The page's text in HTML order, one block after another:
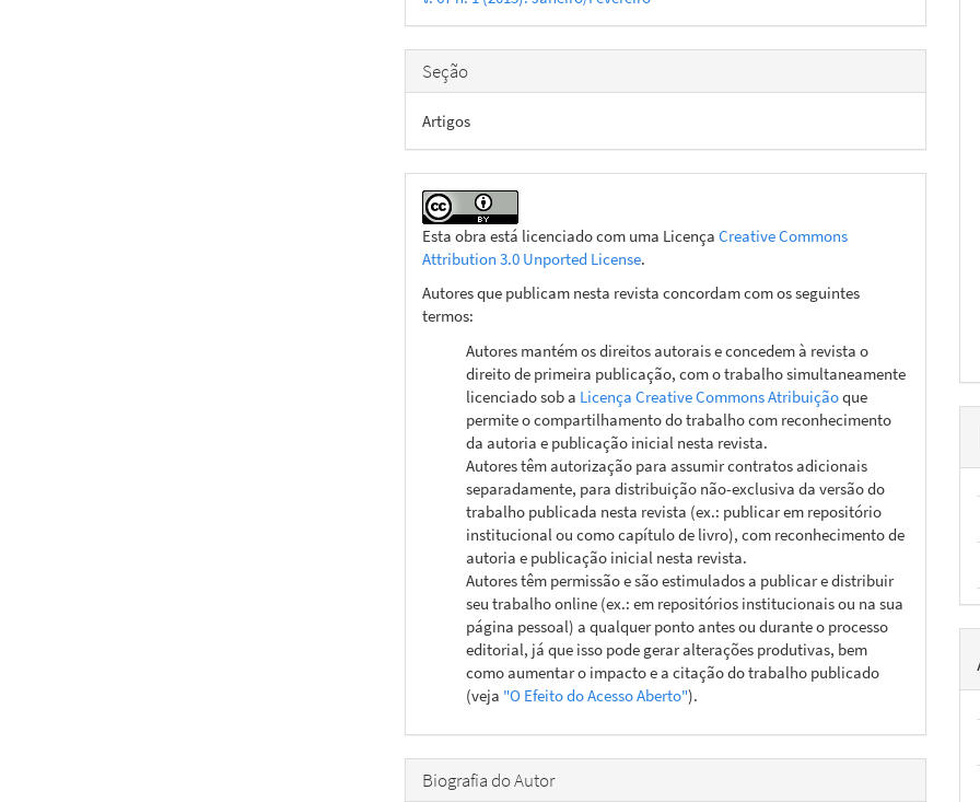
artigo
Seção
Artigos
Esta obra está licenciado com uma LicençaCreative Commons
Attribution 3.0 Unported License.
Autores que publicam nesta revista concordam com os seguintes
termos:
Autores mantém os direitos autorais e concedem à revista o
direito de primeira publicação, com o trabalho simultaneamente
licenciado sob a Licença Creative Commons Atribuiçãoque
permite o compartilhamento do trabalho com reconhecimento
da autoria e publicação inicial nesta revista.
Autores têm autorização para assumir contratos adicionais
separadamente, para distribuição não-exclusiva da versão do
trabalho publicada nesta revista (ex.: publicar em repositório
institucional ou como capítulo de livro), com reconhecimento de
autoria e publicação inicial nesta revista.
Autores têm permissão e são estimulados a publicar e distribuir
seu trabalho online (ex.: em repositórios institucionais ou na sua
página pessoal) a qualquer ponto antes ou durante o processo
editorial, já que isso pode gerar alterações produtivas, bem
como aumentar o impacto e a citação do trabalho publicado
(veja "O Efeito do Acesso Aberto").
Biografia do Autor